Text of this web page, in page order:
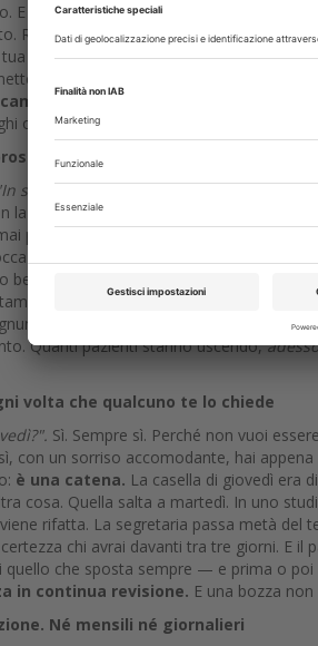
E continui a saltare da un riunito all'altro
Risultato: tempi morti dappertutto.
voce nell'altra stanza e si chiedono
ansia anche al paziente più tranquillo.
tanto
ogni mese in leasing — sono rimaste
appuntamento già fissato
settimana ti faccio sapere." "Ci penso
la migliore delle intenzioni, ma poi la vita
più. Sei mesi dopo è un dormiente. Tre
che è diventato un disastro. E la cosa
benissimo. Ti stimava. Voleva tornare.
già scritto. Il database di uno
di loro è uscita un giorno senza il
Quanti pazienti stanno uscendo,
volta che qualcuno te lo chiede
Sì. Sempre sì. Perché non vuoi
con un sorriso accomodante, hai
è una catena. La casella di giovedì era
cosa. Quella salta a martedì. In uno
rifatta. La segretaria passa metà del
chi avrai davanti tra tre giorni. E il
che sposta sempre — e prima o
in continua revisione. E una bozza
Né mensili né giornalieri